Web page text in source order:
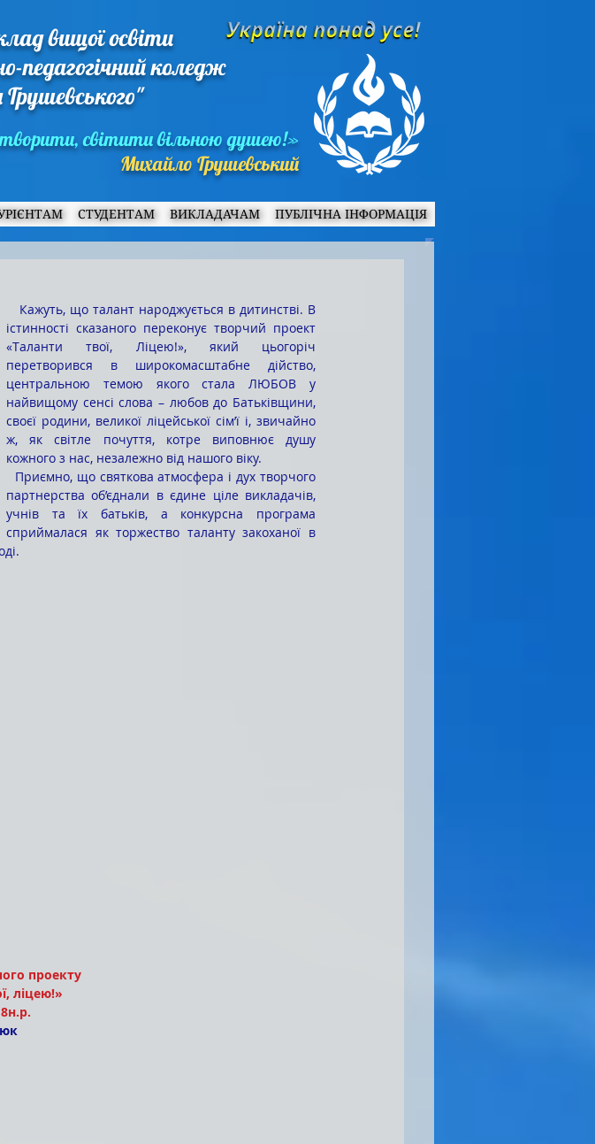
вищої освіти
педагогічний коледж
світити вільною душею!»
Михайло Грушевський
СТУДЕНТАМ ВИКЛАДАЧАМ ПУБЛІЧНА ІНФОРМАЦІЯ
істинності сказаного переконує творчий проект
«Таланти твої, Ліцею!», який цьогоріч
перетворився в широкомасштабне дійство,
центральною темою якого стала ЛЮБОВ у
найвищому сенсі слова – любов до Батьківщини,
своєї родини, великої ліцейської сім’ї і, звичайно
ж, як світле почуття, котре виповнює душу
кожного з нас, незалежно від нашого віку.
партнерства об’єднали в єдине ціле викладачів,
учнів та їх батьків, а конкурсна програма
сприймалася як торжество таланту закоханої в
проекту
ліцею!»